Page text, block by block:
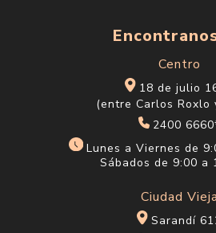
Centro
18 de julio
(entre Carlos Roxlo
2400
Lunes a Viernes de
Sábados de 9:00 a
Ciudad Vieja
Sarandí